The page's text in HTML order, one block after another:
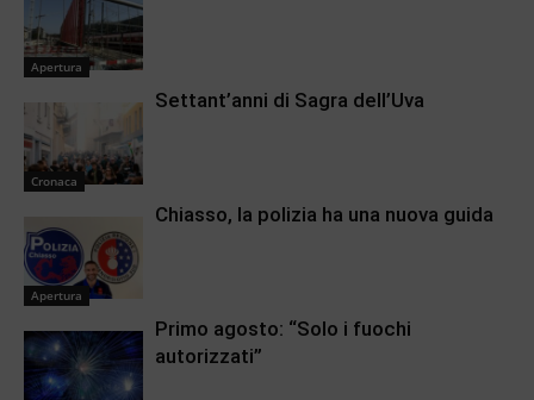
Apertura
Cronaca
Settant’anni di Sagra dell’Uva
Apertura
Chiasso, la polizia ha una nuova guida
Primo agosto: “Solo i fuochi
autorizzati”